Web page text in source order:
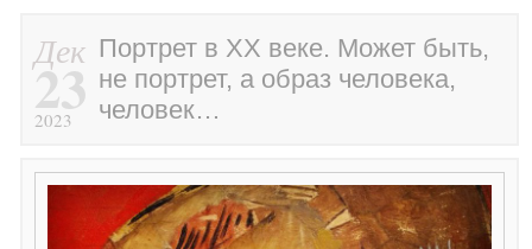
Дек
23
2023
Портрет в ХХ веке. Может быть,
не портрет, а образ человека,
человек…